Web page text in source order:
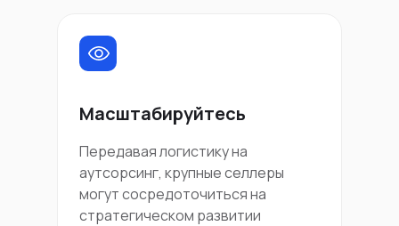
Масштабируйтесь
Передавая логистику на
аутсорсинг, крупные селлеры
могут сосредоточиться на
стратегическом развитии